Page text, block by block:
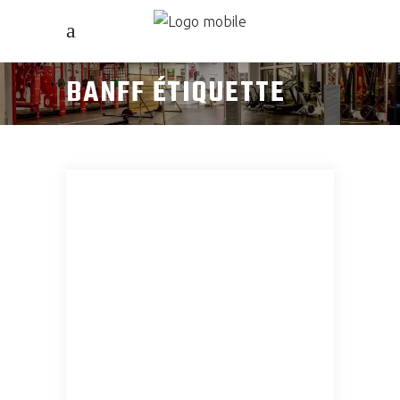
BANFF ÉTIQUETTE